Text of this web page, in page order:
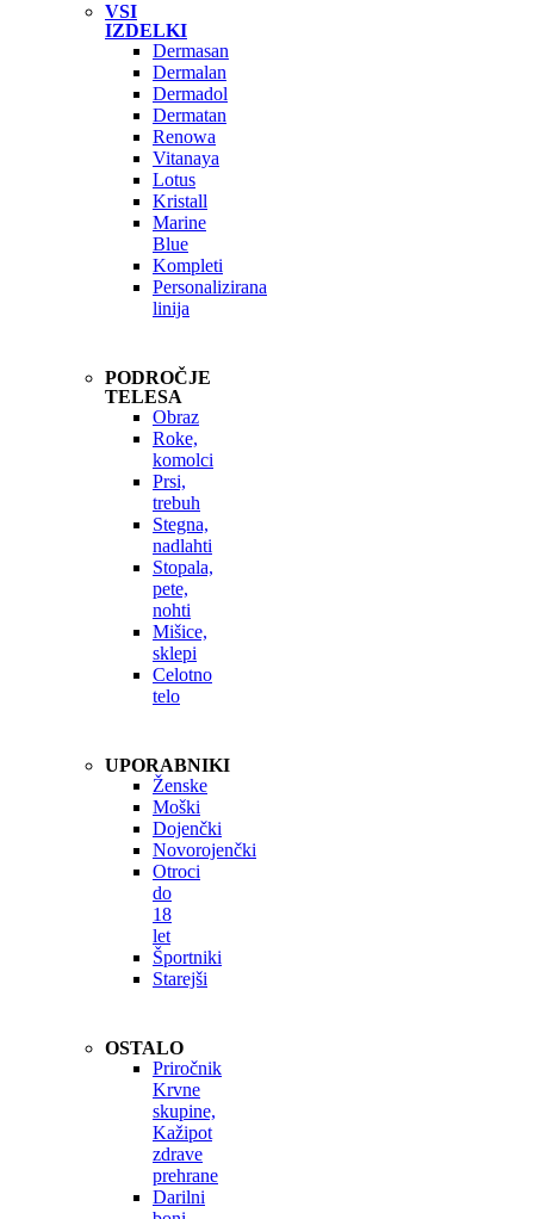
VSI
IZDELKI
Dermasan
Dermalan
Dermadol
Dermatan
Renowa
Vitanaya
Lotus
Kristall
Marine
Blue
Kompleti
Personalizirana
linija
PODROČJE
TELESA
Obraz
Roke,
komolci
Prsi,
trebuh
Stegna,
nadlahti
Stopala,
pete,
nohti
Mišice,
sklepi
Celotno
telo
UPORABNIKI
Ženske
Moški
Dojenčki
Novorojenčki
Otroci
do
18
let
Športniki
Starejši
OSTALO
Priročnik
Krvne
skupine,
Kažipot
zdrave
prehrane
Darilni